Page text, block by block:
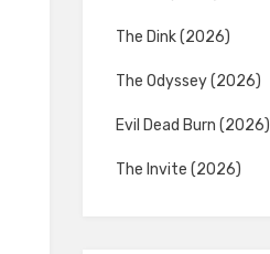
The Dink (2026)
The Odyssey (2026)
Evil Dead Burn (2026)
The Invite (2026)